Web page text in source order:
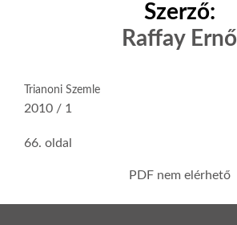
Szerző:
Raffay Ernő
Trianoni Szemle
2010 / 1
66. oldal
PDF nem elérhető